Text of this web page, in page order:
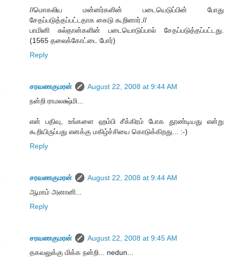
//மொகலிய மன்னர்களின் படையெடுப்பின் போது
சேதப்படுத்தப்பட்டதாக கைடு கூறினார்.//
பாமினி சுல்தான்களின் படையொடுப்பால் சேதப்படுத்தப்பட்டது.
(1565 தலைக்கோட்டை போர்)
Reply
சரவணகுமரன்
August 22, 2008 at 9:44 AM
நன்றி ராமலக்ஷ்மி...
என் பதிவு, உங்களை ஹம்பி சீக்கிரம் போக தூண்டியது என்று
கூறியிருப்பது எனக்கு மகிழ்ச்சியை கொடுக்கிறது... :-)
Reply
சரவணகுமரன்
August 22, 2008 at 9:44 AM
ஆமாம் அனானி...
Reply
சரவணகுமரன்
August 22, 2008 at 9:45 AM
தகவலுக்கு மிக்க நன்றி... nedun...